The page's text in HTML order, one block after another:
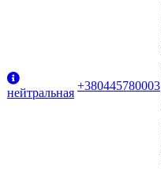
нейтральная
+380445780003